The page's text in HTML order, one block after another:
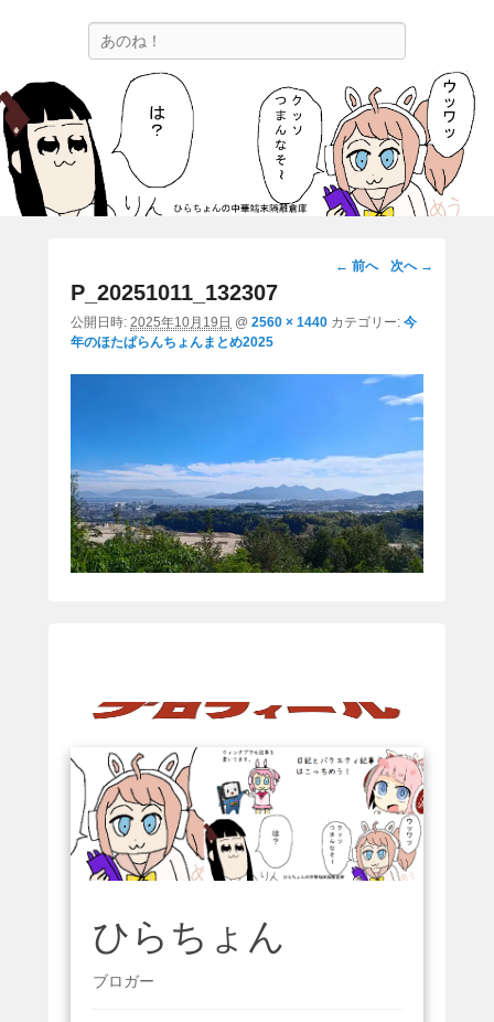
ひらちょんの中華端末隔離倉庫
ほたがページ上部にある検索バーを消してくれたサイトです。
画
ン
← 前へ 次へ →
P_20251011_132307
公開日時: 2025年10月19日 @ 2560 × 1440 カテゴリー: 今
年のほたぱらんちょんまとめ2025
ひらちょん
ブロガー